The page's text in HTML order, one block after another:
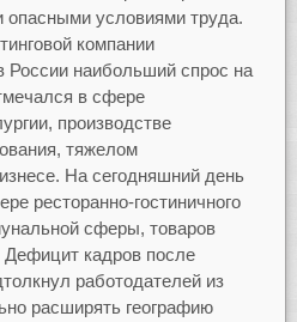
опасными условиями труда.
компании
России наибольший спрос на
в сфере
производстве
тяжелом
На сегодняшний день
ресторанно-гостиничного
сферы, товаров
Дефицит кадров после
работодателей из
расширять географию